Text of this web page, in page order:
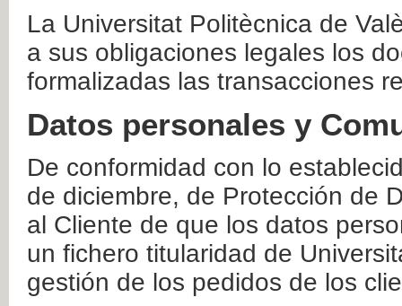
La Universitat Politècnica de
a sus obligaciones legales los
formalizadas las transacciones
Datos personales y
De conformidad con lo
de diciembre, de Protección de
al Cliente de que los datos
un fichero titularidad de
gestión de los pedidos de los